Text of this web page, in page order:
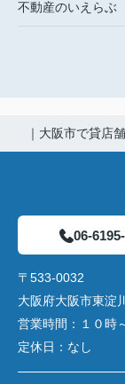
不動産のいえらぶ
｜大阪市で貸店
06-
〒533-0032
大阪府大阪市東淀
営業時間： １０時
定休日： なし